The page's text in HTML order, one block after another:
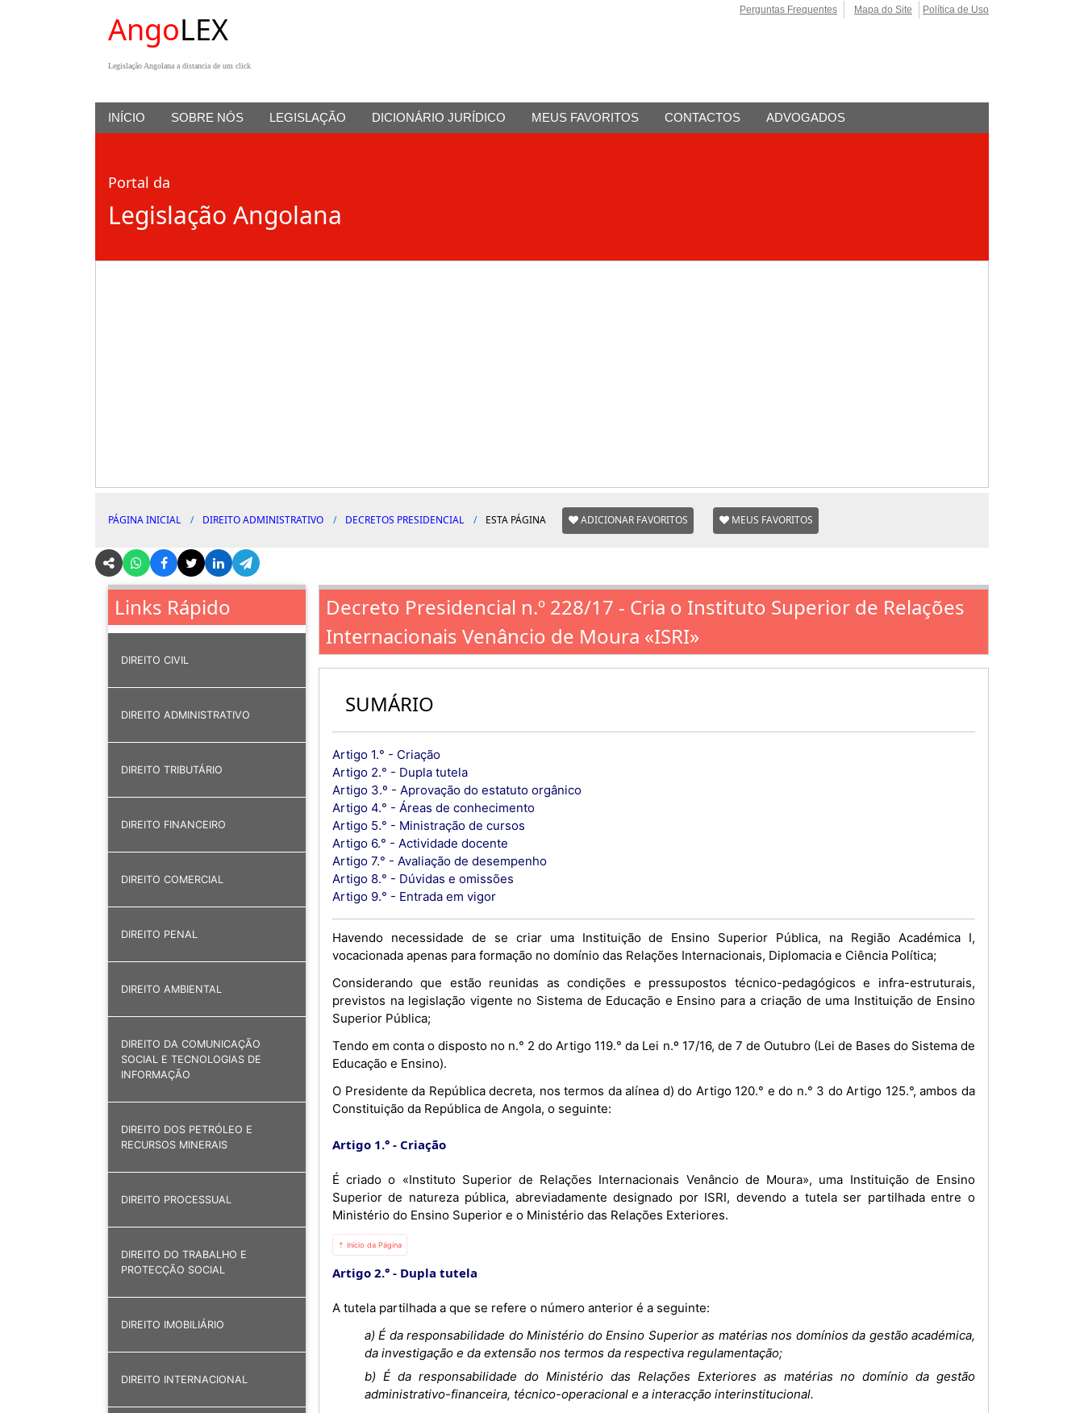
AngoLEX
Legislação Angolana a distancia de um click
Perguntas Frequentes Mapa do Site Política de Uso
INÍCIO SOBRE NÓS LEGISLAÇÃO DICIONÁRIO JURÍDICO MEUS FAVORITOS CONTACTOS ADVOGADOS
Portal da
Legislação Angolana
PÁGINA INICIAL DIREITO ADMINISTRATIVO DECRETOS PRESIDENCIAL ESTA PÁGINA ADICIONAR FAVORITOS MEUS FAVORITOS
Links Rápido
DIREITO CIVIL
DIREITO ADMINISTRATIVO
DIREITO TRIBUTÁRIO
DIREITO FINANCEIRO
DIREITO COMERCIAL
DIREITO PENAL
DIREITO AMBIENTAL
DIREITO DA COMUNICAÇÃO
SOCIAL E TECNOLOGIAS DE
INFORMAÇÃO
DIREITO DOS PETRÓLEO E
RECURSOS MINERAIS
DIREITO PROCESSUAL
DIREITO DO TRABALHO E
PROTECÇÃO SOCIAL
DIREITO IMOBILIÁRIO
DIREITO INTERNACIONAL
Decreto Presidencial n.º 228/17 - Cria o Instituto Superior de Relações
Internacionais Venâncio de Moura «ISRI»
SUMÁRIO
Artigo 1.° - Criação
Artigo 2.° - Dupla tutela
Artigo 3.º - Aprovação do estatuto orgânico
Artigo 4.° - Áreas de conhecimento
Artigo 5.° - Ministração de cursos
Artigo 6.° - Actividade docente
Artigo 7.° - Avaliação de desempenho
Artigo 8.° - Dúvidas e omissões
Artigo 9.° - Entrada em vigor
Havendo necessidade de se criar uma Instituição de Ensino Superior Pública, na Região Académica I,
vocacionada apenas para formação no domínio das Relações Internacionais, Diplomacia e Ciência Política;
Considerando que estão reunidas as condições e pressupostos técnico-pedagógicos e infra-estruturais,
previstos na legislação vigente no Sistema de Educação e Ensino para a criação de uma Instituição de Ensino
Superior Pública;
Tendo em conta o disposto no n.° 2 do Artigo 119.° da Lei n.º 17/16, de 7 de Outubro (Lei de Bases do Sistema de
Educação e Ensino).
O Presidente da República decreta, nos termos da alínea d) do Artigo 120.° e do n.° 3 do Artigo 125.°, ambos da
Constituição da República de Angola, o seguinte:
Artigo 1.° Criação
É criado o «Instituto Superior de Relações Internacionais Venâncio de Moura», uma Instituição de Ensino
Superior de natureza pública, abreviadamente designado por ISRI, devendo a tutela ser partilhada entre o
Ministério do Ensino Superior e o Ministério das Relações Exteriores.
⇡ Início da Página
Artigo 2.° Dupla tutela
A tutela partilhada a que se refere o número anterior é a seguinte:
a) É da responsabilidade do Ministério do Ensino Superior as matérias nos domínios da gestão académica,
da investigação e da extensão nos termos da respectiva regulamentação;
b) É da responsabilidade do Ministério das Relações Exteriores as matérias no domínio da gestão
administrativo-financeira, técnico-operacional e a interacção interinstitucional.